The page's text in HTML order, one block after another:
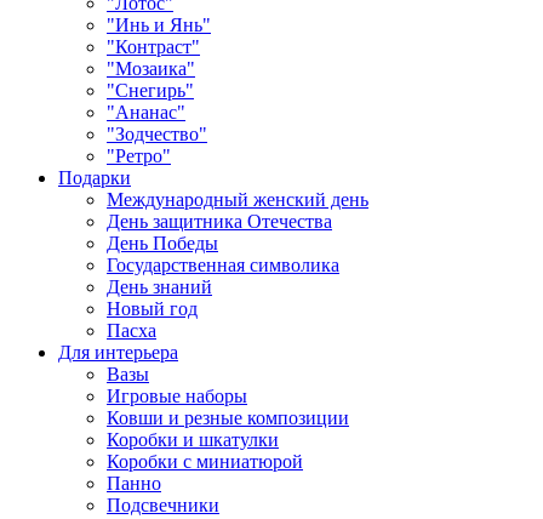
"Инь и Янь"
"Контраст"
"Мозаика"
"Снегирь"
"Ананас"
"Зодчество"
"Ретро"
Подарки
Международный женский день
День защитника Отечества
День Победы
Государственная символика
День знаний
Новый год
Пасха
Для интерьера
Вазы
Игровые наборы
Ковши и резные композиции
Коробки и шкатулки
Коробки с миниатюрой
Панно
Подсвечники